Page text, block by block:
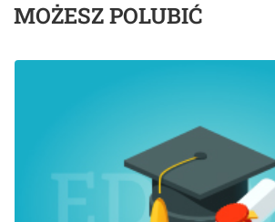
MOŻESZ POLUBIĆ